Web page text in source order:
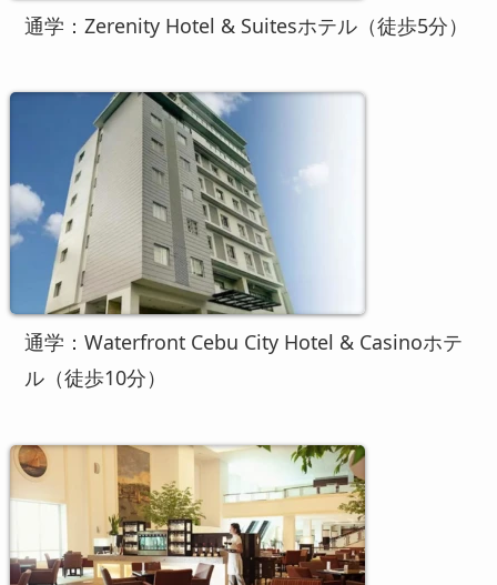
通学：Zerenity Hotel & Suitesホテル（徒歩5分）
通学：Waterfront Cebu City Hotel & Casinoホテ
ル（徒歩10分）